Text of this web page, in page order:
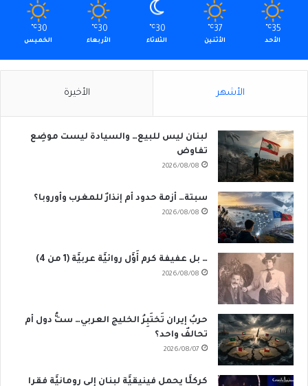
35
℃
الأحد
37
℃
الأثنين
30
℃
الثلاثاء
30
℃
الأربعاء
30
℃
الخميس
الأشهر الأخيرة
لبنان ليس للبيع… والسيادة ليست موضِع
تفاوض
2026/08/08
سبتة… أزمة حدود أم إنذارٌ للمغرب وأوروبا؟
2026/08/08
… بل عفيفة كرم أَوَّل روائيَّة عربيَّة (1 من 4)
2026/08/08
حربُ إيران تَختَبِرُ الخليج العربي… ستُّ دول أم
تحالفٌ واحد؟
2026/08/07
كركلَّا يحمل فينيقيَّة لبنان إِلى رومانيَّة فقرا